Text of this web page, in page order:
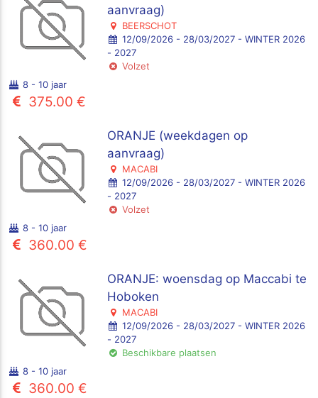
aanvraag)
BEERSCHOT
12/09/2026 - 28/03/2027 - WINTER 2026
- 2027
Volzet
8 - 10 jaar
375.00 €
ORANJE (weekdagen op
aanvraag)
MACABI
12/09/2026 - 28/03/2027 - WINTER 2026
- 2027
Volzet
8 - 10 jaar
360.00 €
ORANJE: woensdag op Maccabi te
Hoboken
MACABI
12/09/2026 - 28/03/2027 - WINTER 2026
- 2027
Beschikbare plaatsen
8 - 10 jaar
360.00 €